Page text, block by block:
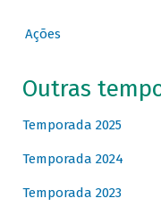
Ações
Outras
Temporada 2025
Temporada 2024
Temporada 2023